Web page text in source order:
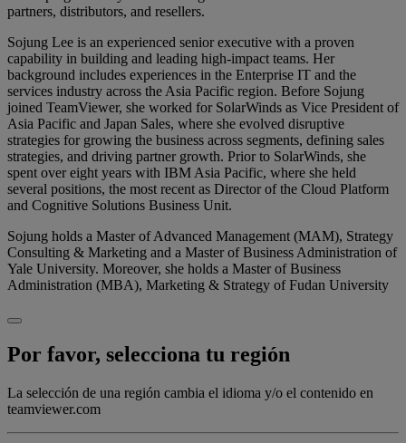
partners, distributors, and resellers.
Sojung Lee is an experienced senior executive with a proven
capability in building and leading high-impact teams. Her
background includes experiences in the Enterprise IT and the
services industry across the Asia Pacific region. Before Sojung
joined TeamViewer, she worked for SolarWinds as Vice President of
Asia Pacific and Japan Sales, where she evolved disruptive
strategies for growing the business across segments, defining sales
strategies, and driving partner growth. Prior to SolarWinds, she
spent over eight years with IBM Asia Pacific, where she held
several positions, the most recent as Director of the Cloud Platform
and Cognitive Solutions Business Unit.
Sojung holds a Master of Advanced Management (MAM), Strategy
Consulting & Marketing and a Master of Business Administration of
Yale University. Moreover, she holds a Master of Business
Administration (MBA), Marketing & Strategy of Fudan University
Por favor, selecciona tu región
La selección de una región cambia el idioma y/o el contenido en
teamviewer.com